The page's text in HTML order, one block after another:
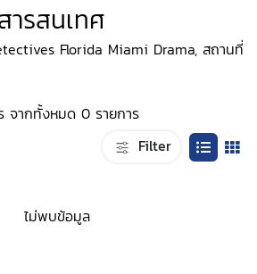
รสนเทศ
Florida Miami Drama, สถานที่
จากทั้งหมด 0 รายการ
Filter
ไม่พบข้อมูล